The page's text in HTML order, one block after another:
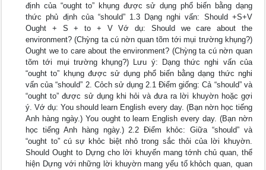
định của “ought to” khụng được sử dụng phổ biến bằng dạng
thức phủ định của “should” 1.3 Dạng nghi vấn: Should +S+V
Ought + S + to + V Vớ dụ: Should we care about the
environment? (Chỳng ta cú nờn quan tõm tới mụi trường khụng?)
Ought we to care about the environment? (Chỳng ta cú nờn quan
tõm tới mụi trường khụng?) Lưu ý: Dạng thức nghi vấn của
“ought to” khụng được sử dụng phổ biến bằng dạng thức nghi
vấn của “should” 2. Cỏch sử dụng 2.1 Điểm giống: Cả “should” và
“ought to” được sử dụng khi hỏi và đưa ra lời khuyờn hoặc gợi
ý. Vớ dụ: You should learn English every day. (Bạn nờn học tiếng
Anh hàng ngày.) You ought to learn English every day. (Bạn nờn
học tiếng Anh hàng ngày.) 2.2 Điểm khỏc: Giữa “should” và
“ought to” cú sự khỏc biệt nhỏ trong sắc thỏi của lời khuyờn.
Should Ought to Dựng cho lời khuyến mang tớnh chủ quan, thể
hiện Dựng với những lời khuyờn mang yếu tố khỏch quan, quan